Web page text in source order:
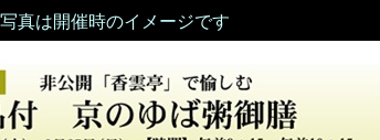
真は開催時のイメージです